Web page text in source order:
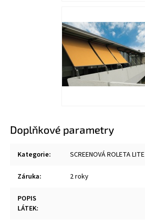
Doplňkové parametry
Kategorie: SCREENOVÁ ROLETA LITE
Záruka: 2 roky
POPIS
LÁTEK: